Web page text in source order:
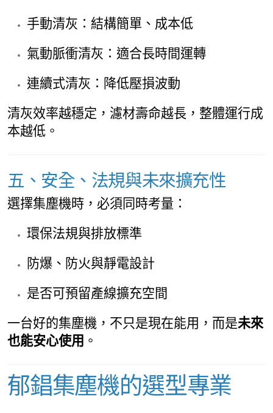
手動清灰：結構簡單、成本低
氣動脈衝清灰：適合長時間運轉
連續式清灰：降低壓損波動
清灰效率越穩定，濾材壽命越長，整體運行成
本越低。
五、安全、法規與未來擴充性
選擇集塵機時，必須同時考量：
環保法規與排放標準
防爆、防火與靜電設計
是否可預留產線擴充空間
一台好的集塵機，不只是現在能用，而是未來
也能安心使用 。
郁錩集塵機的選型專業